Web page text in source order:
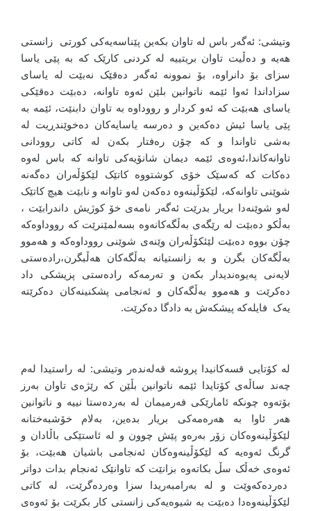
وتیشی: ئەگەر باس لە تاوان بکەین پێناسەیەکی کورتی زانستی
هەیە و دەڵیت تاوان بریتییە لە کردنی کارێک کە بە پێی یاسا
سزای بۆ دانراوە، بۆ نموونە ئەگەر دەقێک نەبێت لە یاسای
سزاداندا ئەوا ئێمە ناتوانین بلێن ئەوە تاوانە، دەبێت دەقێکی
یاسای هەبێت کە ئەو کردار و رووداوە بە تاوان دابنێت، ئێمە بە
پێی یاسا ئیش دەکەین و دەرسە یاسایەکان دەخوێندڕیت لە
بەشی تاواندا و کە چۆن رەفتار بکەن لە کاتی روودانی
تاوانەکاندا،ئەوەی ئێمە دیمان شانۆیەکی تاوانە کە باس لەوە
دەکات کە کەسێک خۆی کوشتووە کاتێک لێکۆڵەران دەگەنە
شوێنی تاوانەکە، لێکۆڵینەوە دەکەن لەو تاوانە و نابێت هیچ کاتێک
لەو شوێنەدا بریار بدرێت ئەگەر نامەی خۆ کوژیش داندرابێت ،
بەڵکو دەبێت لە رێگەی بەڵگەکانەوە بسەلمێنرێت کە رووداوەکە
چۆن بووە دەبێت لێئکۆڵەران وێنەی شوێنی رووداوەکە و هەموو
بەڵگەکان بگرن و بە زانستیانە بەڵگەکان هەڵبگرن،رادەستی
لایەنی پەیوەندیدار بکەن و تەرمەکە رادەستی پزیشکی داد
دەکرێت و هەموو بەڵگەکان و ئەنجامی پشکنینەکان دەکرێتە
یەک فایلەکە پیشکەش بە دادگا دەکرێت.
لە کۆتایی قسەکانیدا پروشە قەلەندەر وتیشی: لە راستیدا لەم
چەند ساڵەی کۆتایدا ئێمە ناتوانین بڵێن کە رێژەی تاوان بەرز
بۆتەوە چونکە ئامارێکی فەرمیمان لە بەردەستا نییە و ناتوانین
هەر ئاوا بە هەرەمەکی بریار بدەین، بەلام خۆشبەختانە
لێکۆڵینەوەکان زۆر بەرەو پێش چوون و لە ئاستێکی باڵادان و
گرنگ ئەوەیە کە لێکۆڵینەوەکان ئەنجامی باشیان هەبێت، بۆ
ئەوەی خەڵک سڵ بکاتەوە بزانێت کە تاوانێک ئەنجام بدات دواتر
دەردەکەوێت و لە بەرامبەریدا سزا وەردەگرێت، لە کاتی
لێکۆڵینەوەدا دەبێت بە شیوەیەکی زانستی کار بکرێت بۆ ئەوەی